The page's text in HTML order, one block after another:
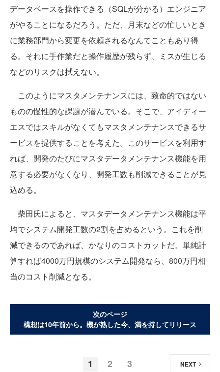
データベースを操作できる（SQLが分かる）エンジニア
がやることになるだろう。ただ、月末などの忙しいとき
に業務部門から変更を依頼されるなんてこともあり得
る。それに手作業だと操作履歴が残らず、ミスが生じる
などのリスクは拭えない。
このようにマスタメンテナンスには、致命的ではない
ものの慢性的な課題が潜んでいる。そこで、アイディー
エスではスキルがなくてもマスタメンテナンスできるサ
ービスを提供することを考えた。このサービスを利用す
れば、開発のたびにマスタデータメンテナンス機能を用
意する必要がなくなり、開発工数も削減できることが見
込める。
柴田氏によると、マスタデータメンテナンス機能は平
均でシステム開発工数の2割を占めるという。これを削
減できるのであれば、かなりのコストカットだ。単純計
算すれば4000万円規模のシステム開発なら、800万円相
当のコスト削減となる。
次のページ
構想は10年前から。機が熟した今、満を持してリリース
1 2 3 NEXT